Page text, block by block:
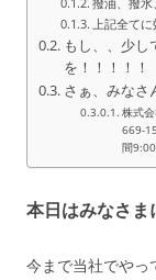
上記全て
もし、、少し
を！！！！！
さぁ、みなさ
株式
669-
間
本日はみなさま
今まで当社でやっ